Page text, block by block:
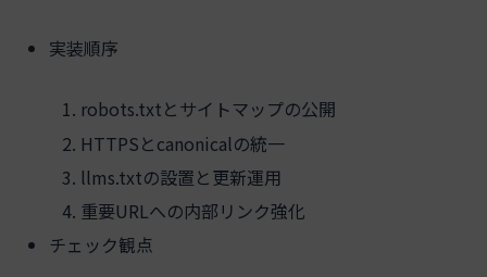
実装順序
robots.txtとサイトマップの公開
HTTPSとcanonicalの統一
llms.txtの設置と更新運用
重要URLへの内部リンク強化
チェック観点